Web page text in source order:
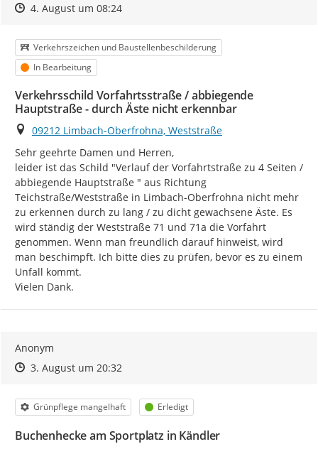
Zeitpunkt des Erstellens
Zeitpunkt des Erstellens
4. August um 08:24Zur Äußerung
Kategorie
Verkehrszeichen und Baustellenbeschilderung
Status
In Bearbeitung
Verkehrsschild Vorfahrtsstraße / abbiegende
Hauptstraße - durch Äste nicht erkennbar
Ort
09212 Limbach-Oberfrohna, Weststraße
Sehr geehrte Damen und Herren,
leider ist das Schild "Verlauf der Vorfahrtstraße zu 4 Seiten /
abbiegende Hauptstraße " aus Richtung
Teichstraße/Weststraße in Limbach-Oberfrohna nicht mehr
zu erkennen durch zu lang / zu dicht gewachsene Äste. Es
wird ständig der Weststraße 71 und 71a die Vorfahrt
genommen. Wenn man freundlich darauf hinweist, wird
man beschimpft. Ich bitte dies zu prüfen, bevor es zu einem
Unfall kommt.
Vielen Dank.
Anonym
Zeitpunkt des Erstellens
Zeitpunkt des Erstellens
3. August um 20:32Zur Äußerung
Kategorie
Grünpflege mangelhaft Status
Erledigt
Buchenhecke am Sportplatz in Kändler